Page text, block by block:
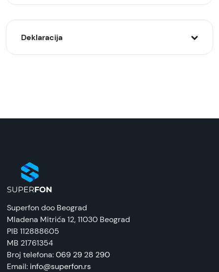
Deklaracija
Naziv i vrsta robe:
Tehnomarket
EAN:
8676424204452
Zemlja porekla:
Kina
Prava potrošača:
Zagarantovana sva prava kupaca po osnovu
Superfon doo Beograd
Mladena Mitrića 12, 11030 Beograd
PIB 112888605
MB 21761354
Broj telefona:069 29 28 290
Email: info@superfon.rs